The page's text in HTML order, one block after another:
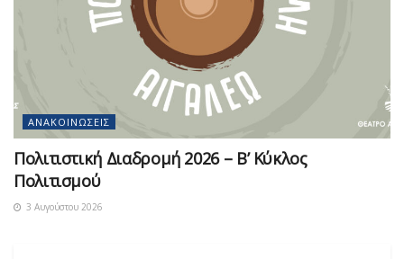
ΑΝΑΚΟΙΝΏΣΕΙΣ
Πολιτιστική Διαδρομή 2026 – Β’ Κύκλος
Πολιτισμού
3 Αυγούστου 2026